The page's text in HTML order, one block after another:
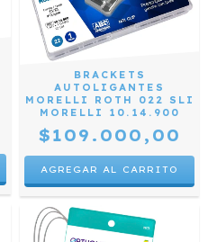
BRACKETS
AUTOLIGANTES
MORELLI ROTH 022 SLI
MORELLI 10.14.900
$109.000,00